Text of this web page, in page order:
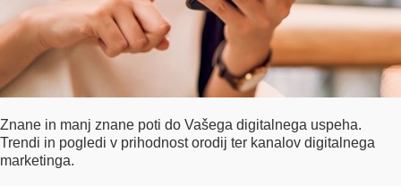
Znane in manj znane poti do Vašega digitalnega uspeha.
Trendi in pogledi v prihodnost orodij ter kanalov digitalnega
marketinga.